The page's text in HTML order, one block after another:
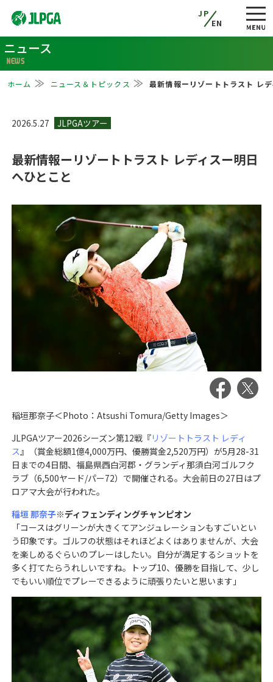
JP
EN
ニュース
NEWS
ホーム ニュース＆トピックス 最新情報ーリゾートトラスト レ
2026.5.27
最新情報ーリゾートトラスト レディスー明日
へひとこと
稲垣那奈子＜Photo：Atsushi Tomura/Getty Images＞
JLPGAツアー2026シーズン第12戦『リゾートトラスト レディ
ス 』（賞金総額1億4,000万円、優勝賞金2,520万円）が5月28-31
日までの4日間、福島県西白河郡・グランディ那須白河ゴルフク
ラブ（6,500ヤード/パー72）で開催される。大会前日の27日はプ
ロアマ大会が行われた。
稲垣 那奈子※ディフェンディングチャンピオン
「コースはグリーンが大きくてアンジュレーションもすごいとい
う印象です。ゴルフの状態はそれほどよくはありませんが、大会
を楽しめるぐらいのプレーはしたい。自分が満足するショットを
多く打てたらうれしいですね。トップ10、優勝を目指して、少し
でもいい順位でプレーできるように頑張りたいと思います」